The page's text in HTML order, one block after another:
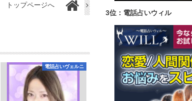
トップページへ
電話占いヴェルニ
3位：電話占いウィル